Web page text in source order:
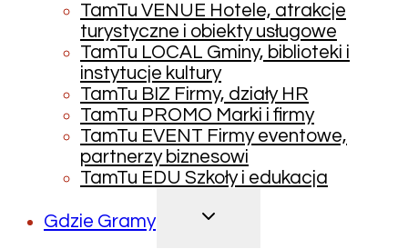
TamTu VENUE Hotele, atrakcje
turystyczne i obiekty usługowe
TamTu LOCAL Gminy, biblioteki i
instytucje kultury
TamTu BIZ Firmy, działy HR
TamTu PROMO Marki i firmy
TamTu EVENT Firmy eventowe,
partnerzy biznesowi
TamTu EDU Szkoły i edukacja
Gdzie Gramy
PRZEŁĄCZ